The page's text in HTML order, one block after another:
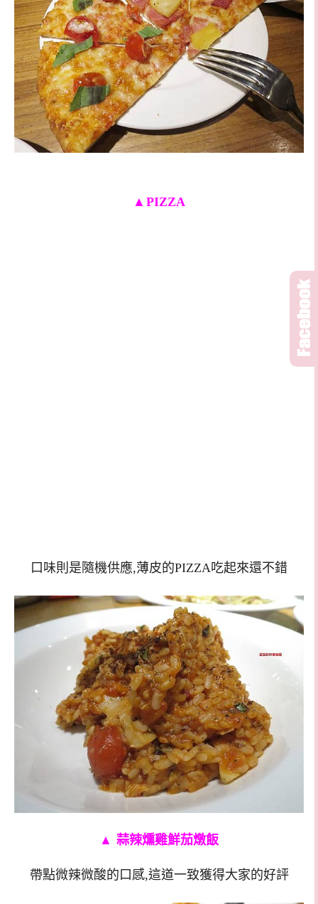
▲ PIZZA
口味則是隨機供應,薄皮的PIZZA吃起來還不錯
▲ 蒜辣燻雞鮮茄燉飯
帶點微辣微酸的口感,這道一致獲得大家的好評